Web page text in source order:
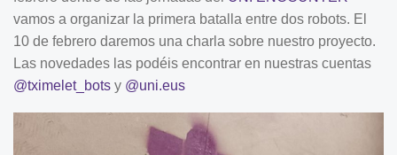
vamos a organizar la primera batalla entre dos robots. El
10 de febrero daremos una charla sobre nuestro proyecto.
Las novedades las podéis encontrar en nuestras cuentas
@tximelet_bots y @uni.eus